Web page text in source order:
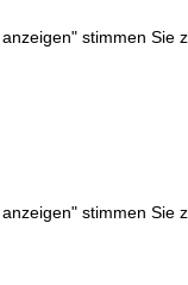
stimmen
stimmen